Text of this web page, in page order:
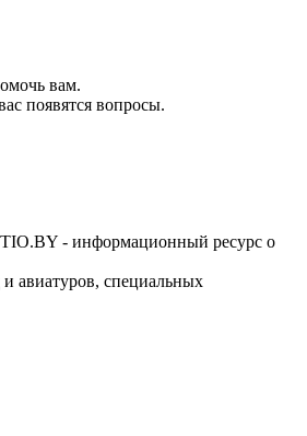
вам.
появятся вопросы.
TIO.BY - информационный ресурс о
авиатуров, специальных